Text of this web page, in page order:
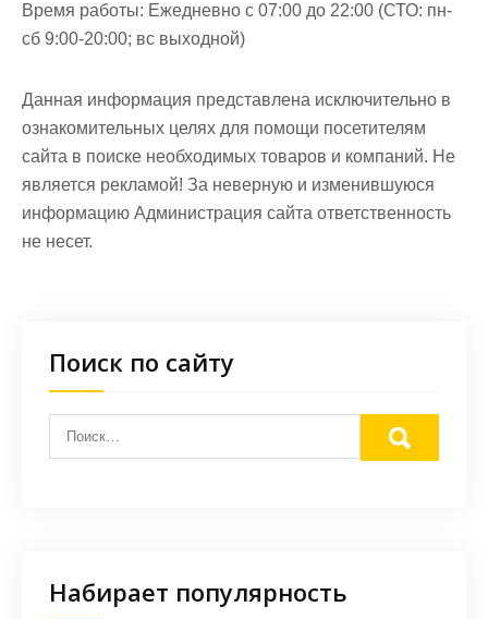
Время работы: Ежедневно с 07:00 до 22:00 (СТО: пн-
сб 9:00-20:00; вс выходной)
Данная информация представлена исключительно в
ознакомительных целях для помощи посетителям
сайта в поиске необходимых товаров и компаний. Не
является рекламой! За неверную и изменившуюся
информацию Администрация сайта ответственность
не несет.
Поиск по сайту
Набирает популярность